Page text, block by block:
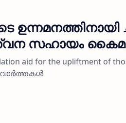
സഹായം
aid for the upliftment of